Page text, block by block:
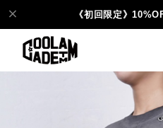
《初回限定》